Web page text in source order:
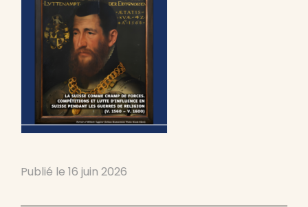
Publié le 16 juin 2026